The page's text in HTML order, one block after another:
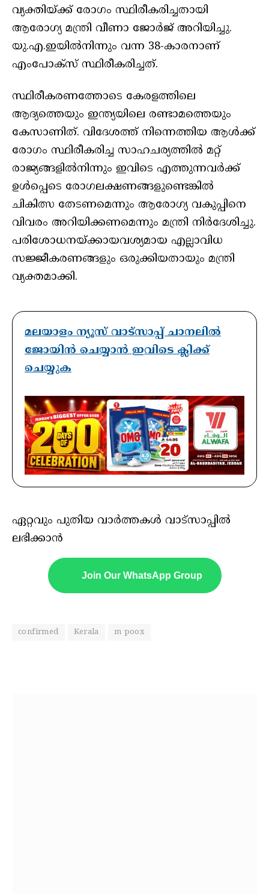
വ്യക്തിയ്ക്ക് രോഗം സ്ഥിരീകരിച്ചതായി
ആരോഗ്യ മന്ത്രി വീണാ ജോർജ് അറിയിച്ചു.
യു.എ.ഇയിൽനിന്നും വന്ന 38-കാരനാണ്
എംപോക്‌സ് സ്ഥിരീകരിച്ചത്.
സ്ഥിരീകരണത്തോടെ കേരളത്തിലെ
ആദ്യത്തെയും ഇന്ത്യയിലെ രണ്ടാമത്തെയും
കേസാണിത്. വിദേശത്ത് നിന്നെത്തിയ ആൾക്ക്
രോഗം സ്ഥിരീകരിച്ച സാഹചര്യത്തിൽ മറ്റ്
രാജ്യങ്ങളിൽനിന്നും ഇവിടെ എത്തുന്നവർക്ക്
ഉൾപ്പെടെ രോഗലക്ഷണങ്ങളുണ്ടെങ്കിൽ
ചികിത്സ തേടണമെന്നും ആരോഗ്യ വകുപ്പിനെ
വിവരം അറിയിക്കണമെന്നും മന്ത്രി നിർദേശിച്ചു.
പരിശോധനയ്ക്കായവശ്യമായ എല്ലാവിധ
സജ്ജീകരണങ്ങളും ഒരുക്കിയതായും മന്ത്രി
വ്യക്തമാക്കി.
മലയാളം ന്യൂസ് വാട്സാപ്പ് ചാനലിൽ
ജോയിൻ ചെയ്യാൻ ഇവിടെ ക്ലിക്ക്
ചെയ്യുക
ഏറ്റവും പുതിയ വാർത്തകൾ വാട്സാപ്പിൽ
ലഭിക്കാൻ
Join Our WhatsApp Group
confirmed Kerala m poox